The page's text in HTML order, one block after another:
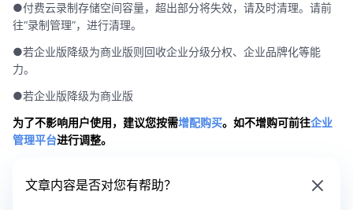
●付费云录制存储空间容量，超出部分将失效，请及时清理。请前
往“录制管理”，进行清理。
●若企业版降级为商业版则回收企业分级分权、企业品牌化等能
力。
●若企业版降级为商业版
为了不影响用户使用，建议您按需增配购买。如不增购可前往企业
管理平台进行调整。
文章内容是否对您有帮助？